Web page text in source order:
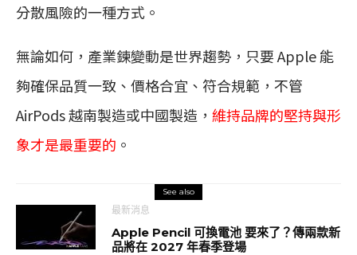
分散風險的一種方式。
無論如何，產業鍊變動是世界趨勢，只要 Apple 能
夠確保品質一致、價格合宜、符合規範，不管
AirPods 越南製造或中國製造， 維持品牌的堅持與形
象才是最重要的 。
See also
最新消息
Apple Pencil 可換電池 要來了？傳兩款新
品將在 2027 年春季登場